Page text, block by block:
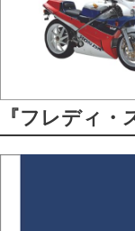
『フレディ・